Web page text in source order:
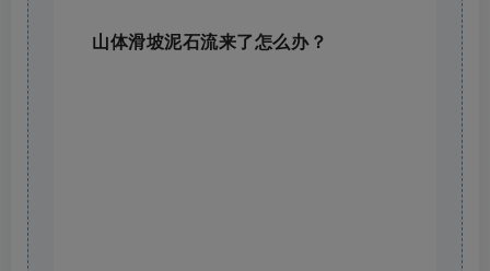
山体滑坡泥石流来了怎么办？